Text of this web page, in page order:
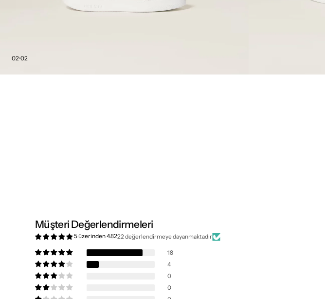
02 02
Müşteri Değerlendirmeleri
5 üzerinden 4.8222 değerlendirmeye dayanmaktadır
18
4
0
0